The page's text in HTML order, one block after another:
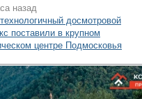
назад
досмотровой
поставили в крупном
центре Подмосковья